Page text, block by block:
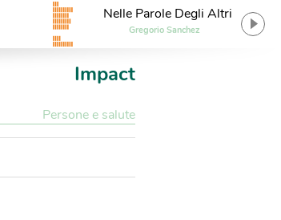
Nelle Parole Degli Altri
Gregorio Sanchez
Impact
Persone e salute